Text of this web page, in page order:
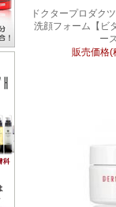
ドクタープロダ
洗顔フォーム【ビ
ー
販売価格(